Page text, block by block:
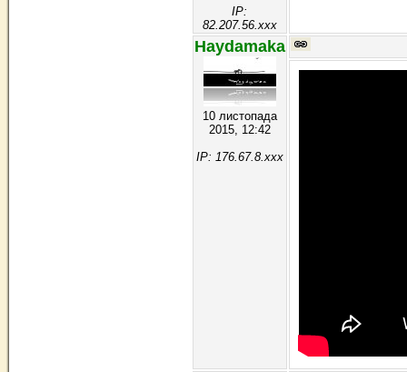
IP:
82.207.56.xxx
Haydamaka
10 листопада
2015, 12:42
IP: 176.67.8.xxx